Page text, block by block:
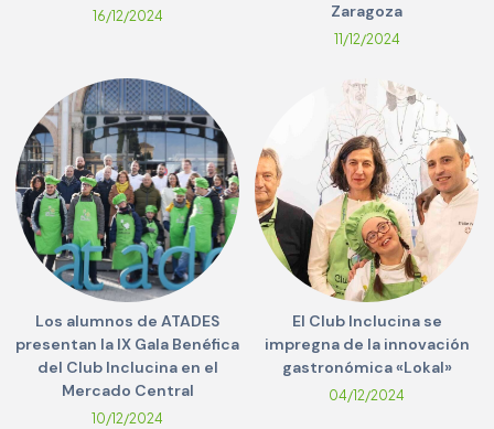
16/12/2024
Zaragoza
11/12/2024
Los alumnos de ATADES
presentan la IX Gala Benéfica
del Club Inclucina en el
Mercado Central
10/12/2024
El Club Inclucina se
impregna de la innovación
gastronómica «Lokal»
04/12/2024